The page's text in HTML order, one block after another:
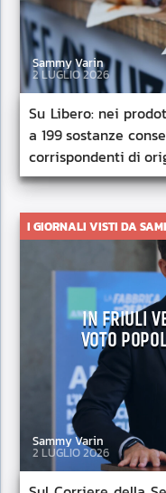
Sammy Varin
2 LUGLIO 2026
Su Libero: nei
a 199 sostanze
corrispondenti di
I GIORNALI VISTI DA
IN FRIULI
VOTO
Sammy Varin
2 LUGLIO 2026